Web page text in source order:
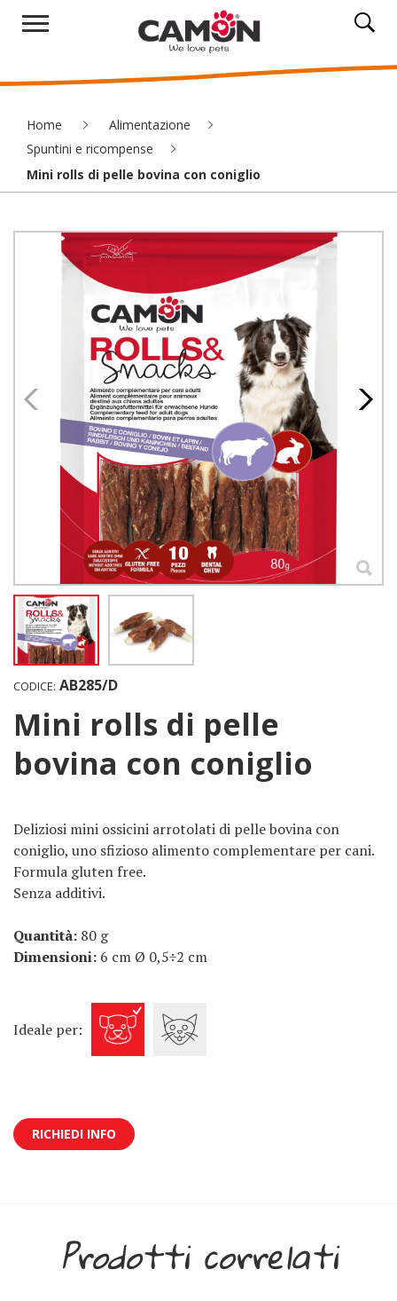
Home
Alimentazione
Spuntini e ricompense
Mini rolls di pelle bovina con coniglio
CODICE: AB285/D
Mini rolls di pelle
bovina con coniglio
Deliziosi mini ossicini arrotolati di pelle bovina con
coniglio, uno sfizioso alimento complementare per cani.
Formula gluten free.
Senza additivi.
Quantità: 80 g
Dimensioni: 6 cm Ø 0,5÷2 cm
Ideale per:
RICHIEDI INFO
Prodotti correlati